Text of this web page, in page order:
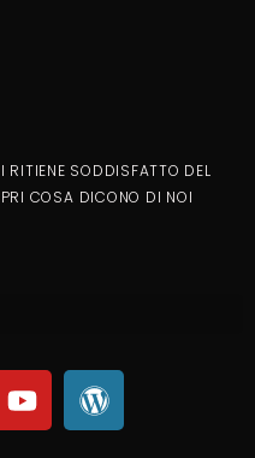
RITIENE SODDISFATTO DEL
COSA DICONO DI NOI